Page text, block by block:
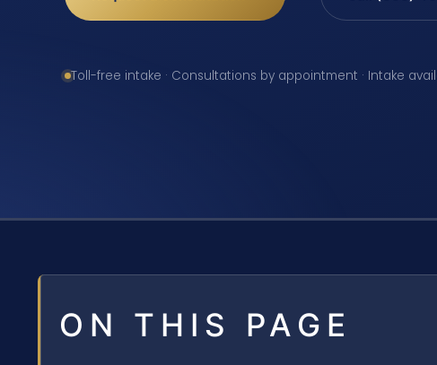
Toll-free intake · Consultations by appointment · Intake
ON THIS PAGE